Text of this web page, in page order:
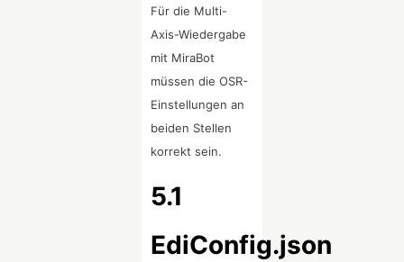
Für die Multi-
Axis-Wiedergabe
mit MiraBot
müssen die OSR-
Einstellungen an
beiden Stellen
korrekt sein.
5.1
EdiConfig.json